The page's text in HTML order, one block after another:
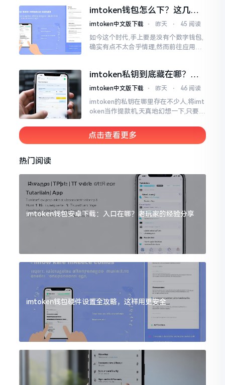
堆币
imtoken钱包怎么下？这几种
靠谱路子别走歪
imtoken中文版下载 ⋅ 昨天 ⋅ 45 阅读
如今这个时代,手上要是没有个数字钱包,
确实有点不太合乎情理,然而前往应用商
似乎相似
imtoken私钥到底藏在哪？别
慌，找对地方才安心
imtoken中文版下载 ⋅ 昨天 ⋅ 46 阅读
imtoken的私钥在哪里存在不少人,将imt
oken当作提款机,天真地幻想一下,只要把
然而,实际并不如此
点击查看更多
热门阅读
imtoken钱包安卓下载：入口在哪？老玩家的经验分享
imtoken钱包硬件设置全攻略，这样用更安全